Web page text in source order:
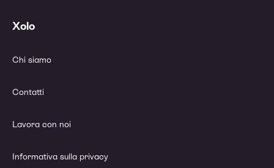
Xolo
Chi siamo
Contatti
Lavora con noi
Informativa sulla privacy